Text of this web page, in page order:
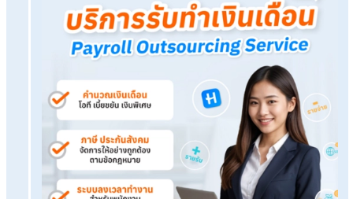
บริการรับทำเงินเดือน
เรื่องที่คุณอาจสนใจ